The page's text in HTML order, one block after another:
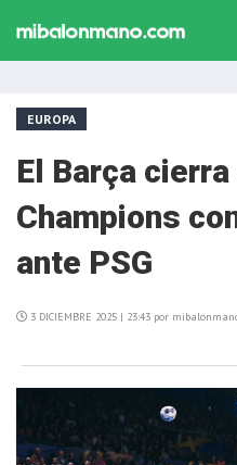
EUROPA
El Barça
Champions
ante PSG
3 DICIEMBRE 2025 | 23:43 por